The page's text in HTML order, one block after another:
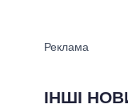
ІНШІ